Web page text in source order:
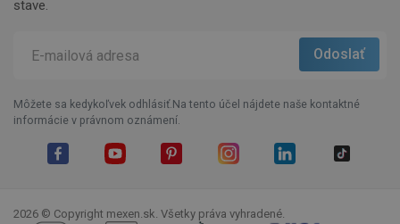
stave.
Môžete sa kedykoľvek odhlásiť.Na tento účel nájdete naše kontaktné
informácie v právnom oznámení.
2026 © Copyright mexen.sk. Všetky práva vyhradené.